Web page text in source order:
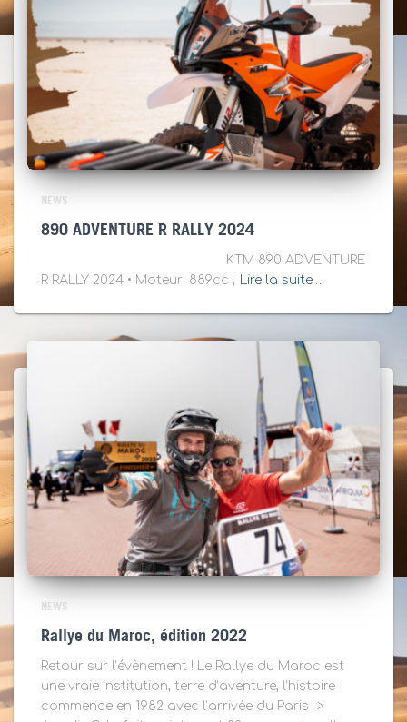
NEWS
890 ADVENTURE R RALLY 2024
KTM 890 ADVENTURE
R RALLY 2024 • Moteur: 889cc ; Lire la suite…
NEWS
Rallye du Maroc, édition 2022
Retour sur l’évènement ! Le Rallye du Maroc est
une vraie institution, terre d’aventure, l’histoire
commence en 1982 avec l’arrivée du Paris –>